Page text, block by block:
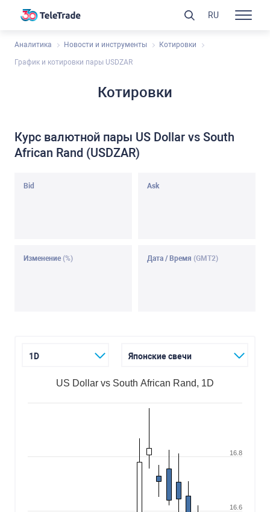
Аналитика Новости и инструменты Котировки
График и котировки пары USDZAR
Котировки
Курс валютной пары US Dollar vs South
African Rand (USDZAR)
Bid Ask
Изменение (%) Дата / Время (GMT2)
1D Японские свечи
US Dollar vs South African Rand, 1D
16.6
16.8
RU